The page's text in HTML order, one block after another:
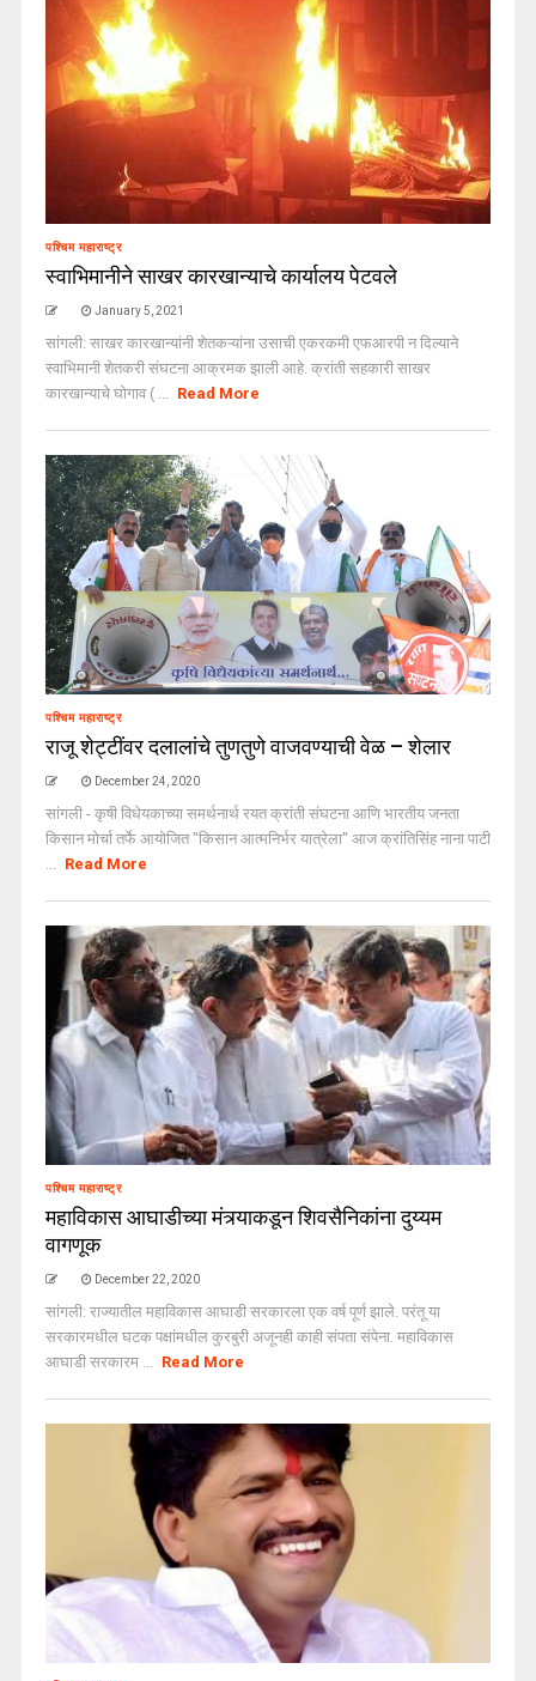
पश्चिम महाराष्ट्र
स्वाभिमानीने साखर कारखान्याचे कार्यालय पेटवले
January 5, 2021
सांगली: साखर कारखान्यांनी शेतकऱ्यांना उसाची एकरकमी एफआरपी न दिल्याने
स्वाभिमानी शेतकरी संघटना आक्रमक झाली आहे. क्रांती सहकारी साखर
कारखान्याचे घोगाव ( ... Read More
पश्चिम महाराष्ट्र
राजू शेट्टींवर दलालांचे तुणतुणे वाजवण्याची वेळ – शेलार
December 24, 2020
सांगली - कृषी विधेयकाच्या समर्थनार्थ रयत क्रांती संघटना आणि भारतीय जनता
किसान मोर्चा तर्फे आयोजित "किसान आत्मनिर्भर यात्रेला" आज क्रांतिसिंह नाना पाटी
... Read More
पश्चिम महाराष्ट्र
महाविकास आघाडीच्या मंत्र्याकडून शिवसैनिकांना दुय्यम
वागणूक
December 22, 2020
सांगली: राज्यातील महाविकास आघाडी सरकारला एक वर्ष पूर्ण झाले. परंतू या
सरकारमधील घटक पक्षांमधील कुरबुरी अजूनही काही संपता संपेना. महाविकास
आघाडी सरकारम ... Read More